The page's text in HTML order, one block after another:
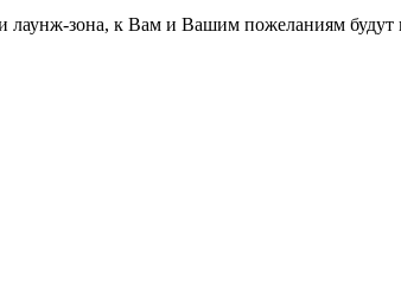
лаунж-зона, к Вам и Вашим пожеланиям